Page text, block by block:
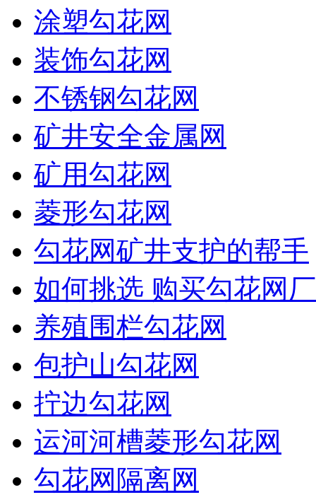
涂塑勾花网
装饰勾花网
不锈钢勾花网
矿井安全金属网
矿用勾花网
菱形勾花网
勾花网矿井支护的帮手
如何挑选 购买勾花网
养殖围栏勾花网
包护山勾花网
拧边勾花网
运河河槽菱形勾花网
勾花网隔离网